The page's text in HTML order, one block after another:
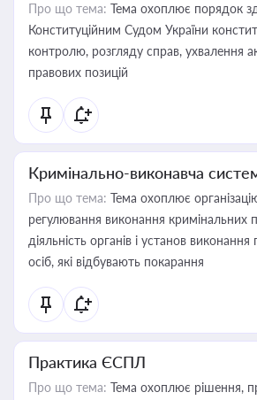
Про що тема: Тема охоплює порядок
Конституційним Судом України
контролю, розгляду справ, ухвалення
правових позицій
Кримінально-виконавча
Про що тема: Тема охоплює
регулювання виконання кримінальних
діяльність органів і установ
осіб, які відбувають покарання
Практика ЄСПЛ
Про що тема: Тема охоплює рішення,